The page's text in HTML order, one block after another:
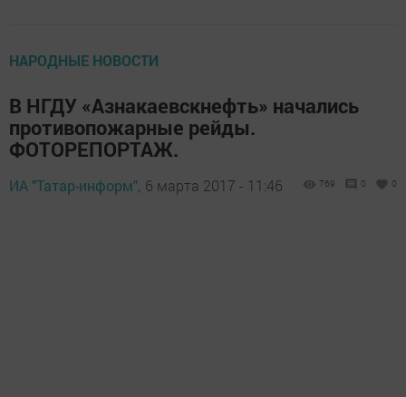
НАРОДНЫЕ НОВОСТИ
В НГДУ «Азнакаевскнефть» начались
противопожарные рейды.
ФОТОРЕПОРТАЖ.
ИА "Татар-информ", 6 марта 2017 - 11:46 769 0 0